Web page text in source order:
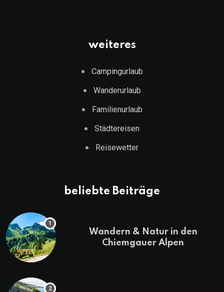
weiteres
Campingurlaub
Wanderurlaub
Familienurlaub
Städtereisen
Reisewetter
beliebte Beiträge
Wandern & Natur in den
Chiemgauer Alpen